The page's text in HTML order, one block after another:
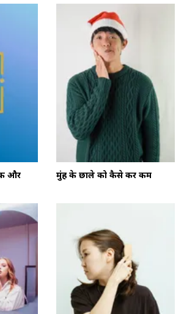
और
मुंह के छाले को कैसे करें कम